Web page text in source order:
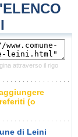
attraverso il rigo
(o
di Leini